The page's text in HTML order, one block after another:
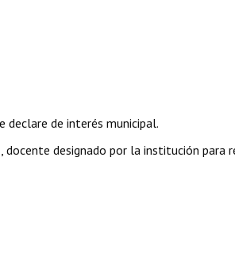
de interés municipal.
designado por la institución para